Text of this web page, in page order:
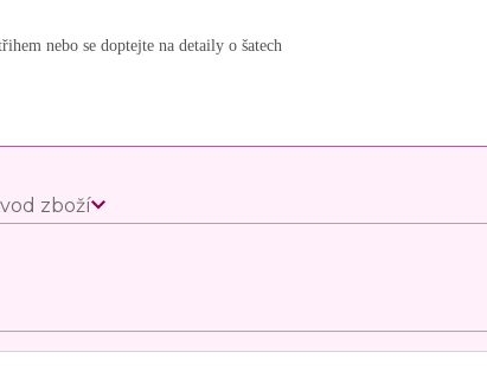
nebo se doptejte na detaily o šatech
zboží